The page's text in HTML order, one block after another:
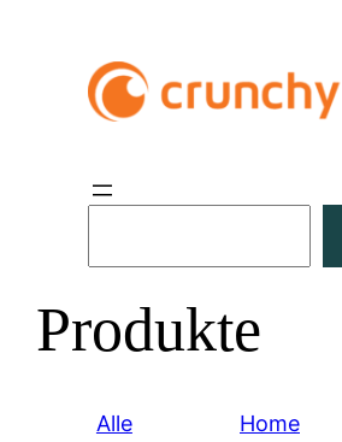
h
e
Produkte
Alle
Home